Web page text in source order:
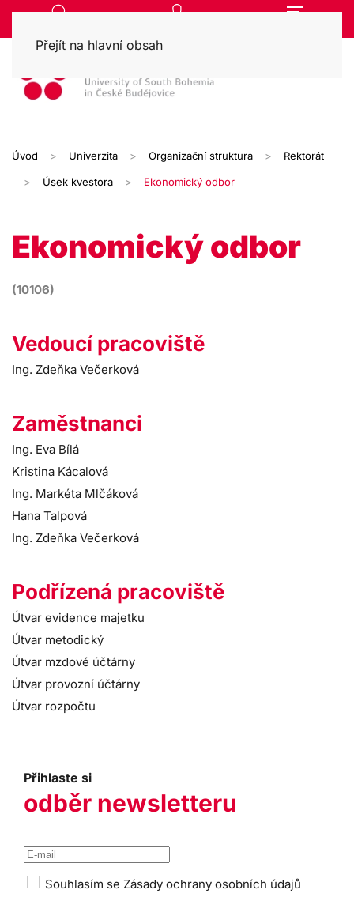
Přejít na hlavní obsah
Úvod Univerzita Organizační struktura Rektorát
Úsek kvestora Ekonomický odbor
Ekonomický odbor
(10106)
Vedoucí pracoviště
Ing. Zdeňka Večerková
Zaměstnanci
Ing. Eva Bílá
Kristina Kácalová
Ing. Markéta Mlčáková
Hana Talpová
Ing. Zdeňka Večerková
Podřízená pracoviště
Útvar evidence majetku
Útvar metodický
Útvar mzdové účtárny
Útvar provozní účtárny
Útvar rozpočtu
Přihlaste si
odběr newsletteru
Souhlasím se Zásady ochrany osobních údajů